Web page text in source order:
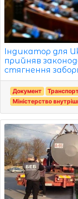
Індикатор для
прийняв
стягнення
Документ
Міністерство